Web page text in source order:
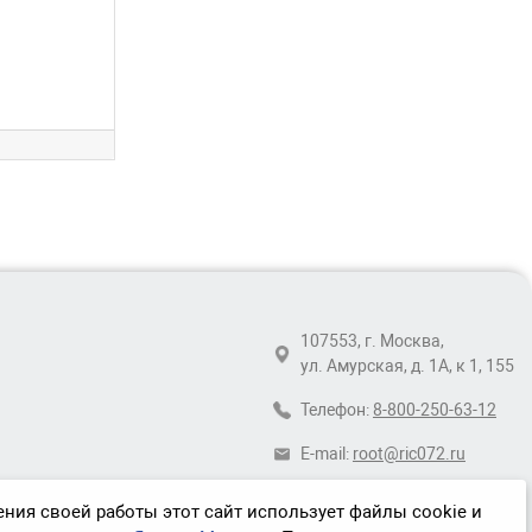
107553, г. Москва,
ул. Амурская, д. 1А, к 1, 155
Телефон: 8-800-250-63-12
E-mail: root@ric072.ru
своей работы этот сайт использует файлы cookie и